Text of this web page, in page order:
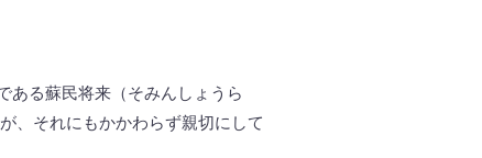
ある蘇民将来（そみんしょうら
、それにもかかわらず親切にして